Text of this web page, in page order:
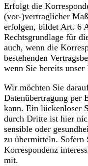
Erfolgt die
(vor-)vertraglicher
erfolgen, bildet Art. 6
Rechtsgrundlage für
auch, wenn die
bestehenden
wenn Sie bereits unser
Wir möchten Sie
Datenübertragung per
kann. Ein lückenloser
durch Dritte ist hier
sensible oder
zu übermitteln. Sofern
Korrespondenz
mit.